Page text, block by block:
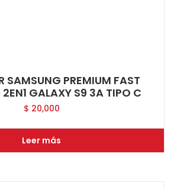
SAMSUNG PREMIUM FAST
GALAXY S9 3A TIPO C
$ 20,000
Leer más